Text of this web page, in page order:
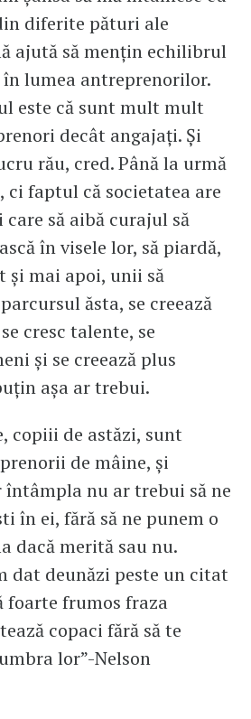
diferite pături ale
ajută să mențin echilibrul
în lumea antreprenorilor.
este că sunt mult mult
decât angajați. Și
rău, cred. Până la urmă
ci faptul că societatea are
care să aibă curajul să
în visele lor, să piardă,
și mai apoi, unii să
ăsta, se creează
cresc talente, se
și se creează plus
așa ar trebui.
copiii de astăzi, sunt
de mâine, și
nu ar trebui să ne
în ei, fără să ne punem o
dacă merită sau nu.
dat deunăzi peste un citat
foarte frumos fraza
copaci fără să te
lor”-Nelson